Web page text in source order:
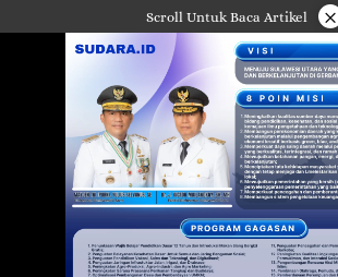
ke
Scroll Untuk Baca Artikel ×